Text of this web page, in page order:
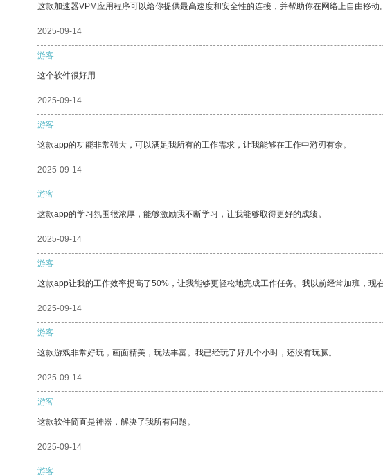
这款加速器VPM应用程序可以给你提供最高速度和安全性的连接，并帮助你在网络上自由移动。
2025-09-14
游客
这个软件很好用
2025-09-14
游客
这款app的功能非常强大，可以满足我所有的工作需求，让我能够在工作中游刃有余。
2025-09-14
游客
这款app的学习氛围很浓厚，能够激励我不断学习，让我能够取得更好的成绩。
2025-09-14
游客
这款app让我的工作效率提高了50%，让我能够更轻松地完成工作任务。我以前经常加班，现
2025-09-14
游客
这款游戏非常好玩，画面精美，玩法丰富。我已经玩了好几个小时，还没有玩腻。
2025-09-14
游客
这款软件简直是神器，解决了我所有问题。
2025-09-14
游客